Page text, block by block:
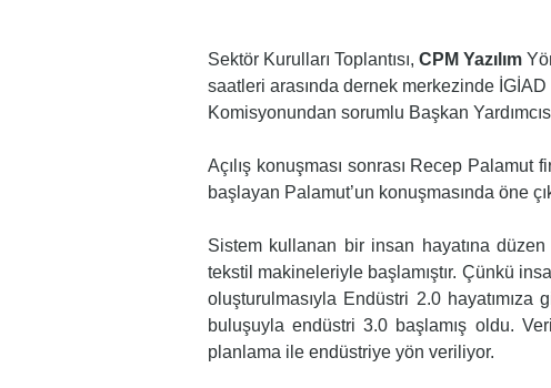
Sektör Kurulları Toplantısı, CPM Yazılım
saatleri arasında dernek merkezinde İGİAD
Komisyonundan sorumlu Başkan
Açılış konuşması sonrası Recep Palamut
başlayan Palamut’un konuşmasında öne
Sistem kullanan bir insan hayatına
tekstil makineleriyle başlamıştır. Çünkü
oluşturulmasıyla Endüstri 2.0
buluşuyla endüstri 3.0 başlamış oldu.
planlama ile endüstriye yön veriliyor.